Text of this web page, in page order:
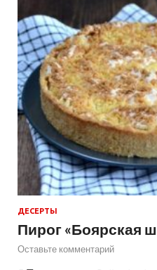
ДЕСЕРТЫ
Пирог «Боярская
Оставьте комментарий